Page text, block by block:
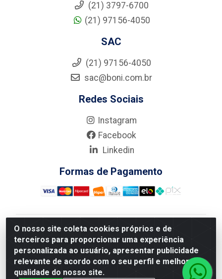
O nosso site coleta cookies próprios e de
terceiros para proporcionar uma experiência
personalizada ao usuário, apresentar publicidade
relevante de acordo com o seu perfil e melhorar a
qualidade do nosso site.
(21) 3797-6700
(21) 97156-4050
SAC
(21) 97156-4050
sac@boni.com.br
Redes Sociais
Instagram
Facebook
Linkedin
Formas de Pagamento
Nova Boni Distribuidora de Material de Construção LTDA
- Rua Alice Tibiriçá, 330 - Vila Da Penha, Rio de
Janeiro/RJ - CEP: 21.210-110 - CNPJ: 11.003.135/0001-
27